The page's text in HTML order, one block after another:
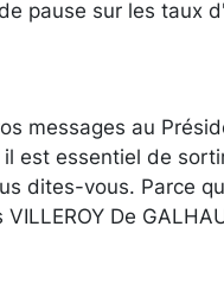
pause sur les taux
messages au
il est essentiel de
dites-vous. Parce
VILLEROY De